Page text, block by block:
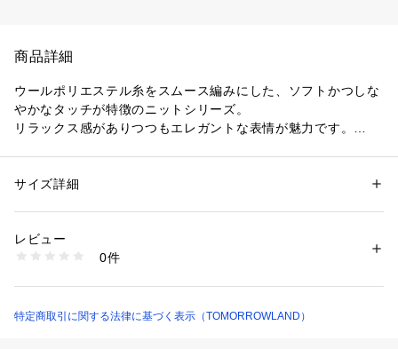
商品詳細
ウールポリエステル糸をスムース編みにした、ソフトかつしな
やかなタッチが特徴のニットシリーズ。
リラックス感がありつつもエレガントな表情が魅力です。
気を演出。
シンプルなニットやカットソーと合わせるのはもちろん、シャ
ツを合わせたクリーンな着こなしもおすすめ。
同素材のプルオーバー（商品番号：11-02-24-02203）とのセ
性別：レディース
素材：ウール83％　ポリエステル17％
洗濯：洗濯不可、漂白不可、タンブル乾燥不可、アイロン仕上げ可、ドラ
イ可、ウエットクリーニング不可
商品番号：1095000000643 （モール）
サイズ詳細
レビュー
0件
特定商取引に関する法律に基づく表示（TOMORROWLAND）